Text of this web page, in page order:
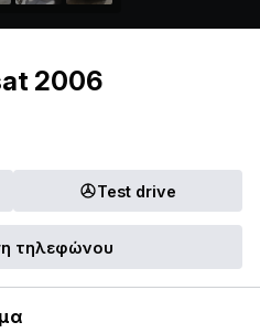
2006
Test drive
τηλεφώνου